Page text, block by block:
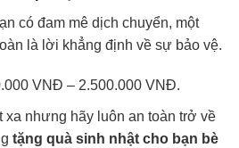
có đam mê dịch chuyển, một
là lời khẳng định về sự bảo vệ.
VNĐ – 2.500.000 VNĐ.
xa nhưng hãy luôn an toàn trở về
tặng quà sinh nhật cho bạn bè